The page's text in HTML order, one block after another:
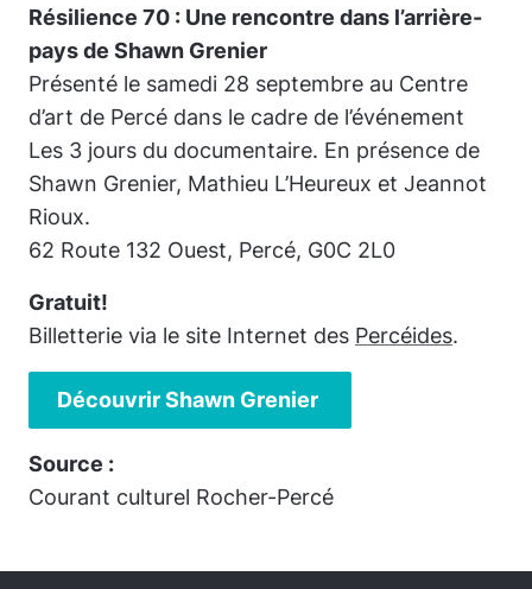
Résilience 70 : Une rencontre dans l’arrière-
pays de Shawn Grenier
Présenté le samedi 28 septembre au Centre
d’art de Percé dans le cadre de l’événement
Les 3 jours du documentaire. En présence de
Shawn Grenier, Mathieu L’Heureux et Jeannot
Rioux.
62 Route 132 Ouest, Percé, G0C 2L0
Gratuit!
Billetterie via le site Internet des Percéides.
Découvrir Shawn Grenier
Source :
Courant culturel Rocher-Percé